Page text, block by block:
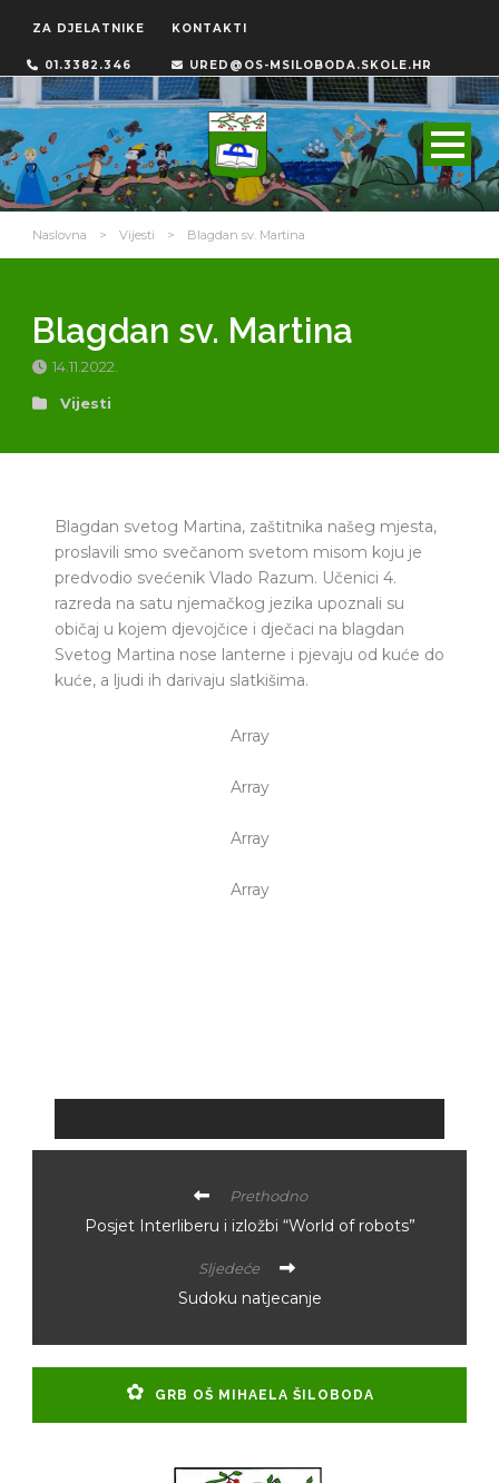
ZA DJELATNIKE KONTAKTI
01.3382.346 URED@OS-MSILOBODA.SKOLE.HR
Naslovna > Vijesti > Blagdan sv. Martina
Blagdan sv. Martina
14.11.2022.
Vijesti
Blagdan svetog Martina, zaštitnika našeg mjesta,
proslavili smo svečanom svetom misom koju je
predvodio svećenik Vlado Razum. Učenici 4.
razreda na satu njemačkog jezika upoznali su
običaj u kojem djevojčice i dječaci na blagdan
Svetog Martina nose lanterne i pjevaju od kuće do
kuće, a ljudi ih darivaju slatkišima.
Array
Array
Array
Array
Prethodno
Posjet Interliberu i izložbi “World of robots”
Sljedeće
Sudoku natjecanje
GRB OŠ MIHAELA ŠILOBODA